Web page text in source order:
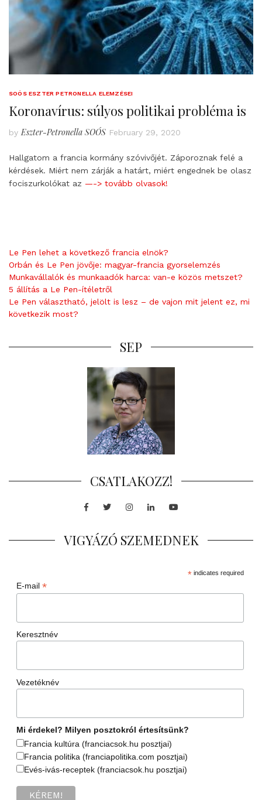
SOÓS ESZTER PETRONELLA ELEMZÉSEI
Koronavírus: súlyos politikai probléma is
byEszter-Petronella SOÓS February 29, 2020
Hallgatom a francia kormány szóvivőjét. Záporoznak felé a
kérdések. Miért nem zárják a határt, miért engednek be olasz
fociszurkolókat az —-> tovább olvasok!
Le Pen lehet a következő francia elnök?
Orbán és Le Pen jövője: magyar-francia gyorselemzés
Munkavállalók és munkaadók harca: van-e közös metszet?
5 állítás a Le Pen-ítéletről
Le Pen választható, jelölt is lesz – de vajon mit jelent ez, mi
következik most?
SEP
CSATLAKOZZ!
Facebook
TwitterInstagram
LinkedInYoutube
VIGYÁZÓ SZEMEDNEK
*indicates required
E-mail *
Keresztnév
Vezetéknév
Mi érdekel? Milyen posztokról értesítsünk?
Francia kultúra (franciacsok.hu posztjai)
Francia politika (franciapolitika.com posztjai)
Evés-ivás-receptek (franciacsok.hu posztjai)